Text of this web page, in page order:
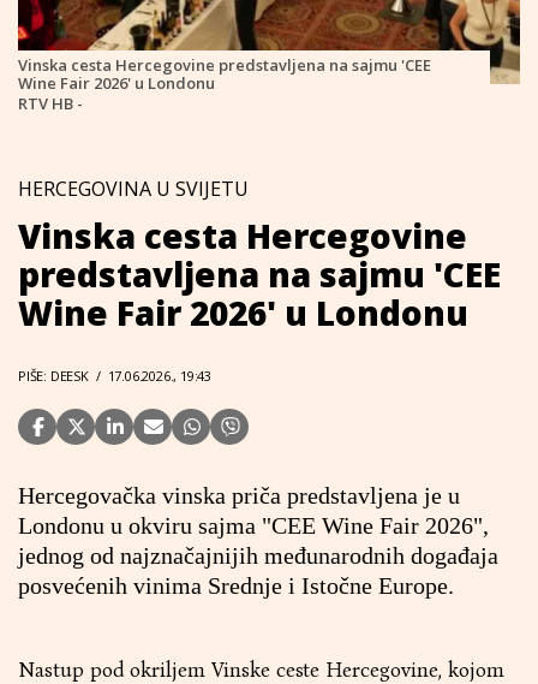
Vinska cesta Hercegovine predstavljena na sajmu 'CEE
Wine Fair 2026' u Londonu
RTV HB -
HERCEGOVINA U SVIJETU
Vinska cesta Hercegovine
predstavljena na sajmu 'CEE
Wine Fair 2026' u Londonu
PIŠE: DEESK / 17.06.2026., 19:43
Hercegovačka vinska priča predstavljena je u
Londonu u okviru sajma "CEE Wine Fair 2026",
jednog od najznačajnijih međunarodnih događaja
posvećenih vinima Srednje i Istočne Europe.
Nastup pod okriljem Vinske ceste Hercegovine, kojom